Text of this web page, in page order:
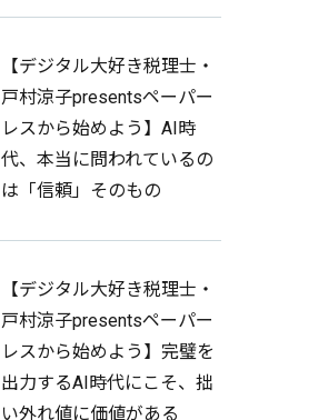
【デジタル大好き税理士・
戸村涼子presentsペーパー
レスから始めよう】AI時
代、本当に問われているの
は「信頼」そのもの
【デジタル大好き税理士・
戸村涼子presentsペーパー
レスから始めよう】完璧を
出力するAI時代にこそ、拙
い外れ値に価値がある